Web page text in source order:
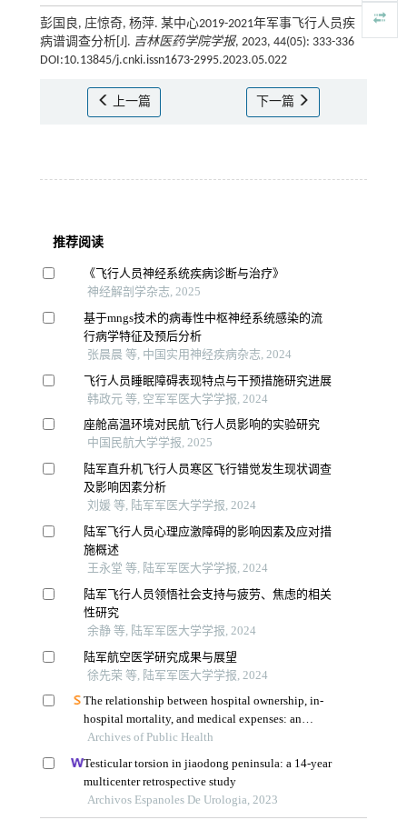
彭国良, 庄惊奇, 杨萍. 某中心2019-2021年军事飞行人员疾
病谱调查分析[J]. 吉林医药学院学报, 2023, 44(05): 333-336
DOI:10.13845/j.cnki.issn1673-2995.2023.05.022
上一篇 下一篇